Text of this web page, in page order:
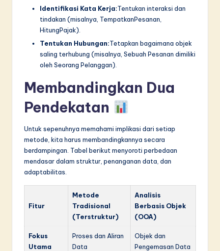
Identifikasi Kata Kerja:Tentukan interaksi dan
tindakan (misalnya, TempatkanPesanan,
HitungPajak).
Tentukan Hubungan:Tetapkan bagaimana objek
saling terhubung (misalnya, Sebuah Pesanan dimiliki
oleh Seorang Pelanggan).
Membandingkan Dua
Pendekatan
Untuk sepenuhnya memahami implikasi dari setiap
metode, kita harus membandingkannya secara
berdampingan. Tabel berikut menyoroti perbedaan
mendasar dalam struktur, penanganan data, dan
adaptabilitas.
Fitur
Metode
Tradisional
(Terstruktur)
Analisis
Berbasis Objek
(OOA)
Fokus
Utama
Proses dan Aliran
Data
Objek dan
Pengemasan Data